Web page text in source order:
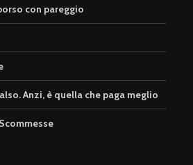
con pareggio
Anzi, è quella che paga meglio